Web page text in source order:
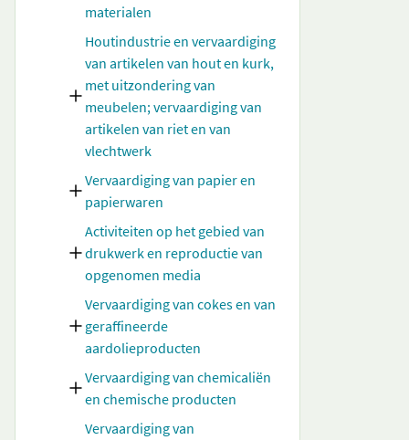
materialen
Houtindustrie en vervaardiging
van artikelen van hout en kurk,
met uitzondering van
meubelen; vervaardiging van
artikelen van riet en van
vlechtwerk
Vervaardiging van papier en
papierwaren
Activiteiten op het gebied van
drukwerk en reproductie van
opgenomen media
Vervaardiging van cokes en van
geraffineerde
aardolieproducten
Vervaardiging van chemicaliën
en chemische producten
Vervaardiging van